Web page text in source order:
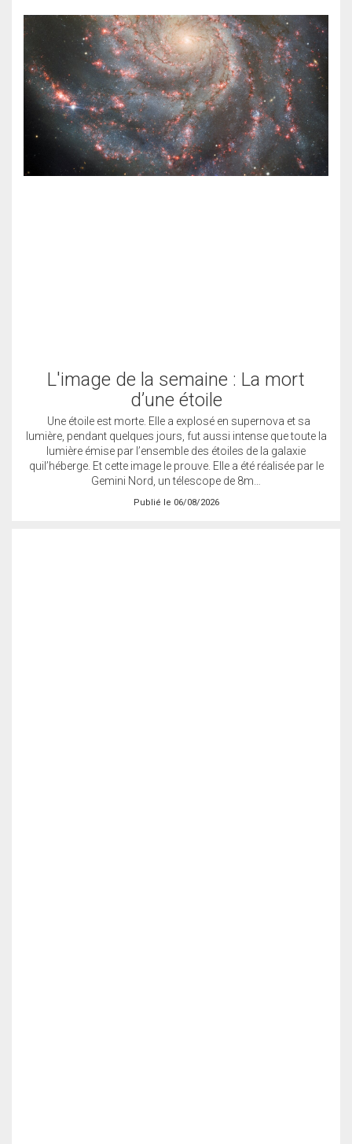
L'image de la semaine : La mort
d’une étoile
Une étoile est morte. Elle a explosé en supernova et sa
lumière, pendant quelques jours, fut aussi intense que toute la
lumière émise par l’ensemble des étoiles de la galaxie
quil’héberge. Et cette image le prouve. Elle a été réalisée par le
Gemini Nord, un télescope de 8m…
Publié le 06/08/2026